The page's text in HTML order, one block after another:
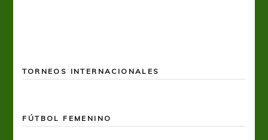
TORNEOS INTERNACIONALES
FÚTBOL FEMENINO